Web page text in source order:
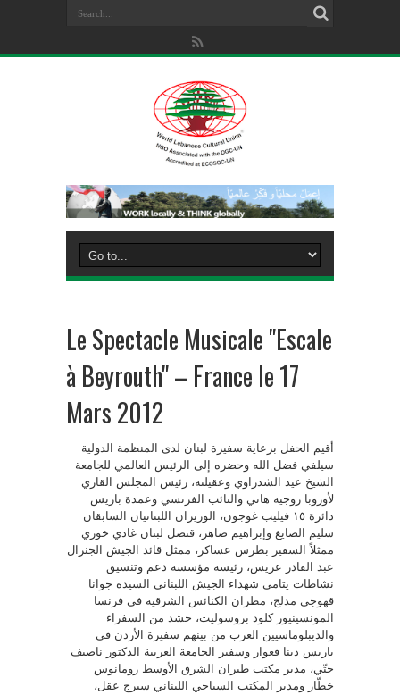
Le Spectacle Musicale "Escale
à Beyrouth" – France le 17
Mars 2012
أقيم الحفل برعاية سفيرة لبنان لدى المنظمة الدولية
سيلفي فضل الله وحضره إلى الرئيس العالمي للجامعة
الشيخ عيد الشدراوي وعقيلته، رئيس المجلس القاري
لأوروبا روجيه هاني والنائب الفرنسي وعمدة باريس
دائرة ۱٥ فيليب غوجون، الوزيران اللبنانيان السابقان
سليم الصايغ وإبراهيم ضاهر، قنصل لبنان غادي خوري
ممثلاً السفير بطرس عساكر، ممثل قائد الجيش الجنرال
عبد القادر عريس، رئيسة مؤسسة دعم وتنسيق
نشاطات يتامى شهداء الجيش اللبناني السيدة جوانا
قهوجي مدلج، مطران الكنائس الشرقية في فرنسا
المونسينيور كلود بروسوليت، حشد من السفراء
والديبلوماسيين العرب من بينهم سفيرة الأردن في
باريس دينا قعوار وسفير الجامعة العربية الدكتور ناصيف
حتّي، مدير مكتب طيران الشرق الأوسط رومانوس
خطّار ومدير المكتب السياحي اللبناني سيرج عقل،